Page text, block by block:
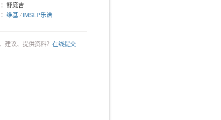
舒庞吉
维基/IMSLP乐谱
建议、提供资料？ 在线提交